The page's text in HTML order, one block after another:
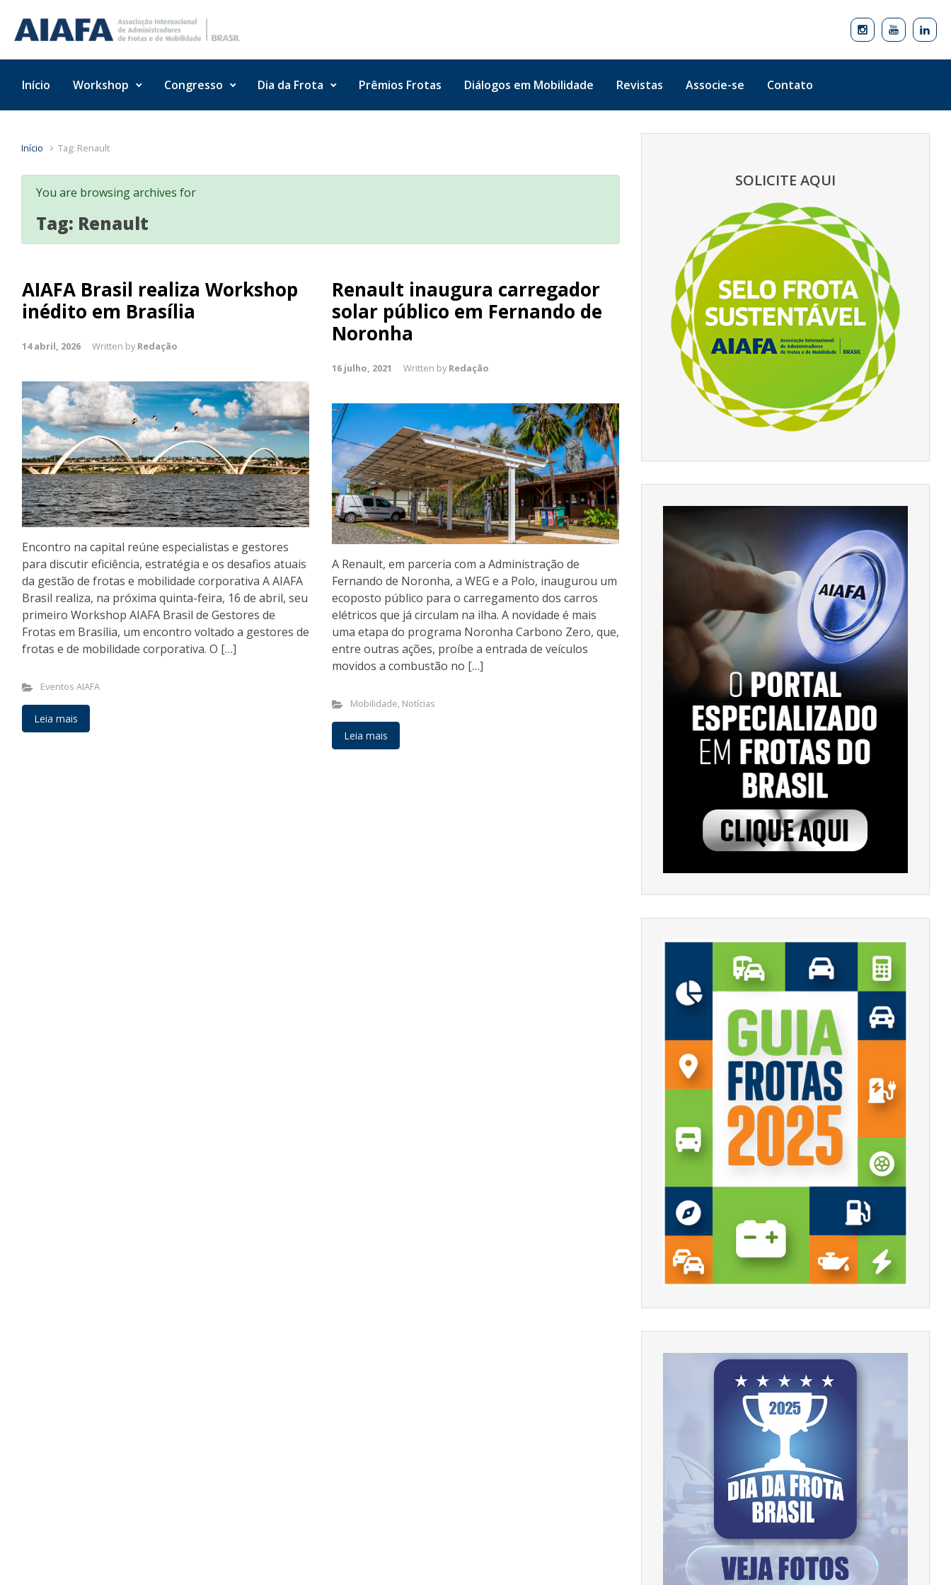
Skip to main content
Início Workshop Congresso Dia da Frota Prêmios Frotas Diálogos em Mobilidade Revistas Associe-se Contato
Início Tag: Renault
You are browsing archives for
Tag: Renault
AIAFA Brasil realiza Workshop
inédito em Brasília
14 abril, 2026 Written by Redação
Encontro na capital reúne especialistas e gestores
para discutir eficiência, estratégia e os desafios atuais
da gestão de frotas e mobilidade corporativa A AIAFA
Brasil realiza, na próxima quinta-feira, 16 de abril, seu
primeiro Workshop AIAFA Brasil de Gestores de
Frotas em Brasília, um encontro voltado a gestores de
frotas e de mobilidade corporativa. O […]
Eventos AIAFA
Leia mais
Renault inaugura carregador
solar público em Fernando de
Noronha
16 julho, 2021 Written by Redação
A Renault, em parceria com a Administração de
Fernando de Noronha, a WEG e a Polo, inaugurou um
ecoposto público para o carregamento dos carros
elétricos que já circulam na ilha. A novidade é mais
uma etapa do programa Noronha Carbono Zero, que,
entre outras ações, proíbe a entrada de veículos
movidos a combustão no […]
Mobilidade, Notícias
Leia mais
SOLICITE AQUI